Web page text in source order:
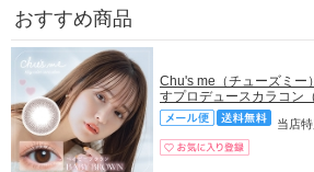
おすすめ商品
Chu's me（チューズミー
すプロデュースカラコン
当店